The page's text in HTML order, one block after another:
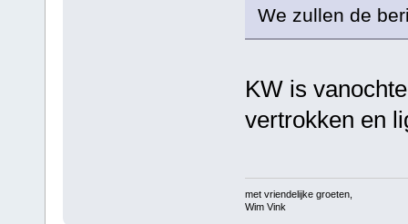
We zullen de
KW is
vertrokken en
met vriendelijke groeten,
Wim Vink